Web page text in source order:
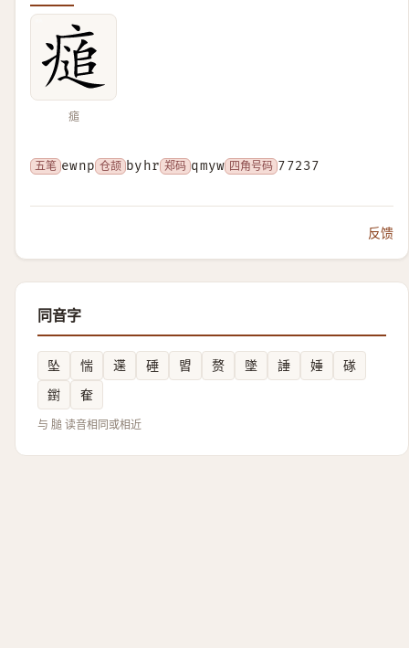
㾽
五笔 ewnp 仓颉 byhr 郑码 qmyw 四角号码 77237
反馈
同音字
坠 惴 䢡 硾 㿢 赘 墜 諈 娷
䃍
鑆
奞
与 膇 读音相同或相近